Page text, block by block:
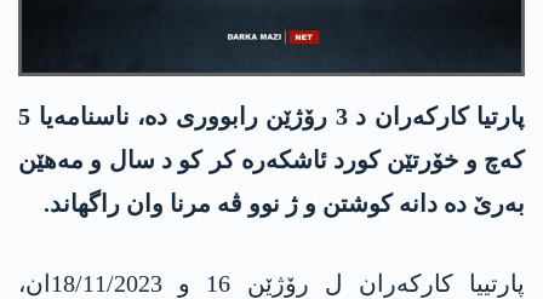
پارتیا كاركه‌ران د 3 رۆژێن رابووری دە، ناسنامەیا 5
کەچ و خۆرتێن کورد ئاشکەرە کر کو د سال و مەهێن
بەرێ دە دانه‌ كوشتن و ژ نوو ڤە مرنا وان راگهاند.
پارتییا کارکەران ل رۆژێن 16 و 18/11/2023ان،